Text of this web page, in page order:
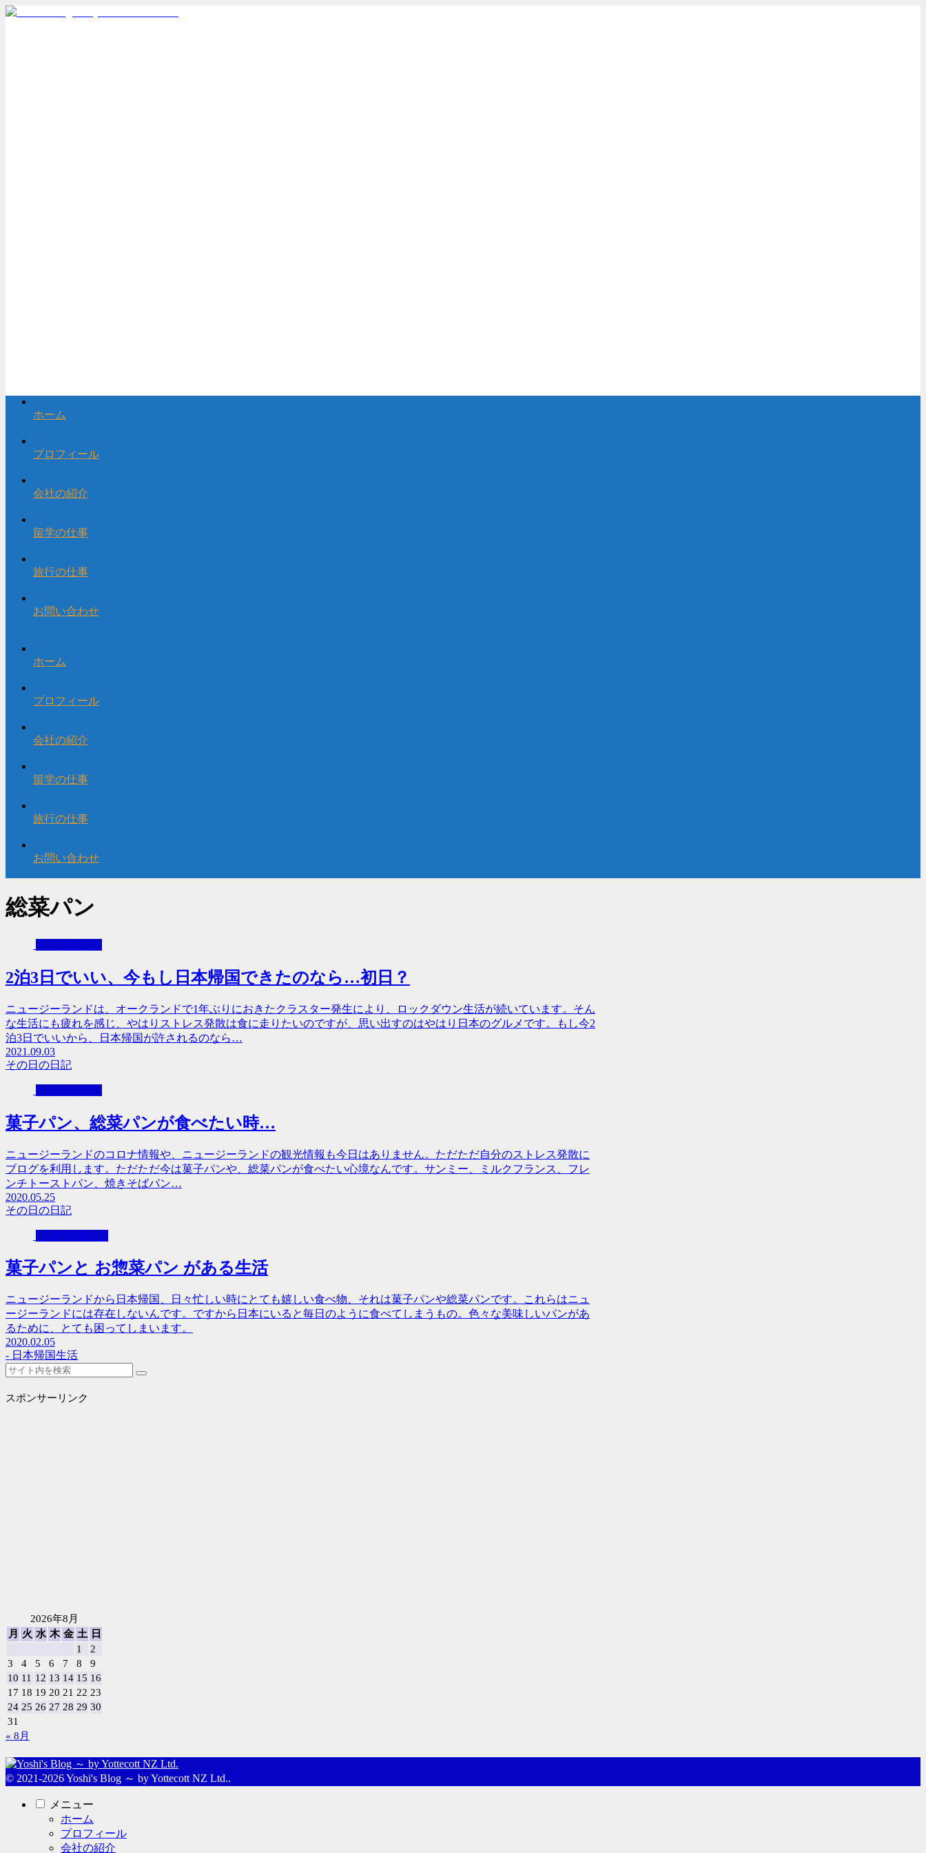
ホーム
プロフィール
会社の紹介
留学の仕事
旅行の仕事
お問い合わせ
ホーム
プロフィール
会社の紹介
留学の仕事
旅行の仕事
お問い合わせ
総菜パン
その日の日記
2泊3日でいい、今もし日本帰国できたのなら…初日？
ニュージーランドは、オークランドで1年ぶりにおきたクラスター発生により、ロックダウン生活が続いています。そん
な生活にも疲れを感じ、やはりストレス発散は食に走りたいのですが、思い出すのはやはり日本のグルメです。もし今2
泊3日でいいから、日本帰国が許されるのなら…
2021.09.03
その日の日記
その日の日記
菓子パン、総菜パンが食べたい時…
ニュージーランドのコロナ情報や、ニュージーランドの観光情報も今日はありません。ただただ自分のストレス発散に
ブログを利用します。ただただ今は菓子パンや、総菜パンが食べたい心境なんです。サンミー、ミルクフランス、フレ
ンチトーストパン、焼きそばパン…
2020.05.25
その日の日記
- 日本帰国生活
菓子パンと お惣菜パン がある生活
ニュージーランドから日本帰国、日々忙しい時にとても嬉しい食べ物、それは菓子パンや総菜パンです。これらはニュ
ージーランドには存在しないんです。ですから日本にいると毎日のように食べてしまうもの。色々な美味しいパンがあ
るために、とても困ってしまいます。
2020.02.05
- 日本帰国生活
スポンサーリンク
2026年8月
月
火 水 木 金 土 日
1
2
3
4 5 6 7 8
9
10 11 12 13 14 15 16
17 18 19 20 21 22 23
24 25 26 27 28 29 30
31
« 8月
© 2021-2026 Yoshi's Blog ～ by Yottecott NZ Ltd..
メニュー
ホーム
プロフィール
会社の紹介